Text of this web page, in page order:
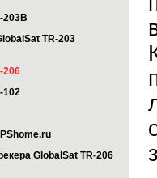
203B
TR-203
206
102
GlobalSat TR-206